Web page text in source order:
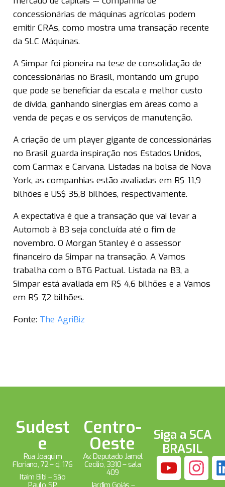
concessionárias de máquinas agrícolas podem
emitir CRAs, como mostra uma transação recente
da SLC Máquinas.
A Simpar foi pioneira na tese de consolidação de
concessionárias no Brasil, montando um grupo
que pode se beneficiar da escala e melhor custo
de dívida, ganhando sinergias em áreas como a
venda de peças e os serviços de manutenção.
A criação de um player gigante de concessionárias
no Brasil guarda inspiração nos Estados Unidos,
com Carmax e Carvana. Listadas na bolsa de Nova
York, as companhias estão avaliadas em R$ 11,9
bilhões e US$ 35,8 bilhões, respectivamente.
A expectativa é que a transação que vai levar a
Automob à B3 seja concluída até o fim de
novembro. O Morgan Stanley é o assessor
financeiro da Simpar na transação. A Vamos
trabalha com o BTG Pactual. Listada na B3, a
Simpar está avaliada em R$ 4,6 bilhões e a Vamos
em R$ 7,2 bilhões.
Fonte: The AgriBiz
Sudest
e
Rua Joaquim
Floriano, 72 – cj. 176
Itaim Bibi – São
Centro-
Oeste
Av. Deputado Jamel
Cecílio, 3310 – sala
409
Siga a SCA
BRASIL